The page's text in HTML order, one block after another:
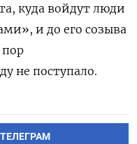
куда войдут люди
и до его созыва
пор
не поступало.